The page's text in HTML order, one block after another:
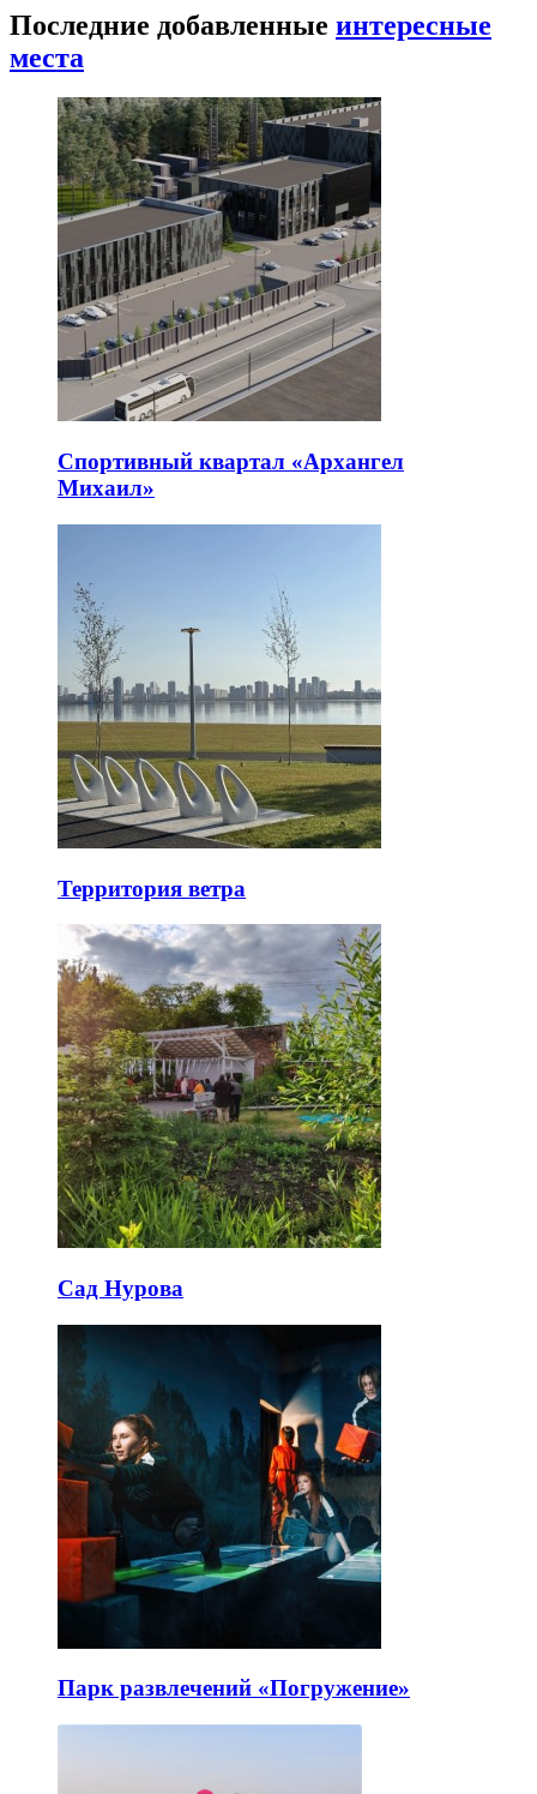
Последние добавленные интересные
места
Спортивный квартал «Архангел
Михаил»
Территория ветра
Сад Нурова
Парк развлечений «Погружение»